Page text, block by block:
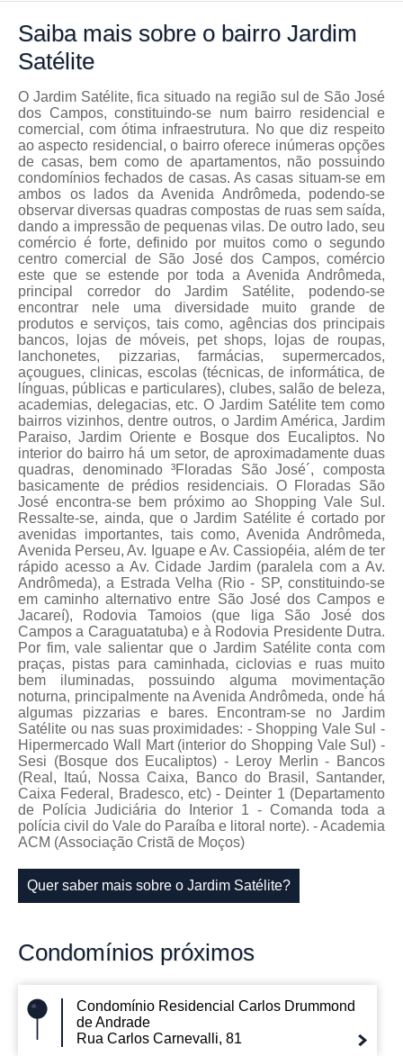
Saiba mais sobre o bairro Jardim
Satélite
O Jardim Satélite, fica situado na região sul de São José
dos Campos, constituindo-se num bairro residencial e
comercial, com ótima infraestrutura. No que diz respeito
ao aspecto residencial, o bairro oferece inúmeras opções
de casas, bem como de apartamentos, não possuindo
condomínios fechados de casas. As casas situam-se em
ambos os lados da Avenida Andrômeda, podendo-se
observar diversas quadras compostas de ruas sem saída,
dando a impressão de pequenas vilas. De outro lado, seu
comércio é forte, definido por muitos como o segundo
centro comercial de São José dos Campos, comércio
este que se estende por toda a Avenida Andrômeda,
principal corredor do Jardim Satélite, podendo-se
encontrar nele uma diversidade muito grande de
produtos e serviços, tais como, agências dos principais
bancos, lojas de móveis, pet shops, lojas de roupas,
lanchonetes, pizzarias, farmácias, supermercados,
açougues, clinicas, escolas (técnicas, de informática, de
línguas, públicas e particulares), clubes, salão de beleza,
academias, delegacias, etc. O Jardim Satélite tem como
bairros vizinhos, dentre outros, o Jardim América, Jardim
Paraiso, Jardim Oriente e Bosque dos Eucaliptos. No
interior do bairro há um setor, de aproximadamente duas
quadras, denominado ³Floradas São José´, composta
basicamente de prédios residenciais. O Floradas São
José encontra-se bem próximo ao Shopping Vale Sul.
Ressalte-se, ainda, que o Jardim Satélite é cortado por
avenidas importantes, tais como, Avenida Andrômeda,
Avenida Perseu, Av. Iguape e Av. Cassiopéia, além de ter
rápido acesso a Av. Cidade Jardim (paralela com a Av.
Andrômeda), a Estrada Velha (Rio - SP, constituindo-se
em caminho alternativo entre São José dos Campos e
Jacareí), Rodovia Tamoios (que liga São José dos
Campos a Caraguatatuba) e à Rodovia Presidente Dutra.
Por fim, vale salientar que o Jardim Satélite conta com
praças, pistas para caminhada, ciclovias e ruas muito
bem iluminadas, possuindo alguma movimentação
noturna, principalmente na Avenida Andrômeda, onde há
algumas pizzarias e bares. Encontram-se no Jardim
Satélite ou nas suas proximidades: - Shopping Vale Sul -
Hipermercado Wall Mart (interior do Shopping Vale Sul) -
Sesi (Bosque dos Eucaliptos) - Leroy Merlin - Bancos
(Real, Itaú, Nossa Caixa, Banco do Brasil, Santander,
Caixa Federal, Bradesco, etc) - Deinter 1 (Departamento
de Polícia Judiciária do Interior 1 - Comanda toda a
polícia civil do Vale do Paraíba e litoral norte). - Academia
ACM (Associação Cristã de Moços)
Quer saber mais sobre o Jardim Satélite?
Condomínios próximos
Condomínio Residencial Carlos Drummond
de Andrade
Rua Carlos Carnevalli, 81